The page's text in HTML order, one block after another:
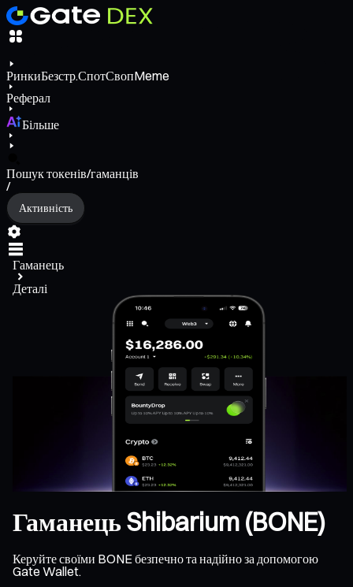
РинкиБезстр.СпотСвопMeme
Реферал
Більше
Пошук токенів/гаманців
/
Активність
Гаманець
Деталі
Гаманець Shibarium (BONE)
Керуйте своїми BONE безпечно та надійно за допомогою
Gate Wallet.